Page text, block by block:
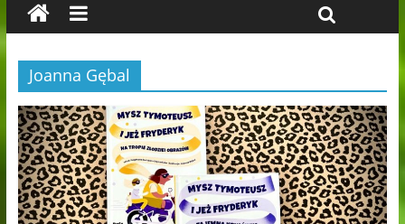
Joanna Gębal